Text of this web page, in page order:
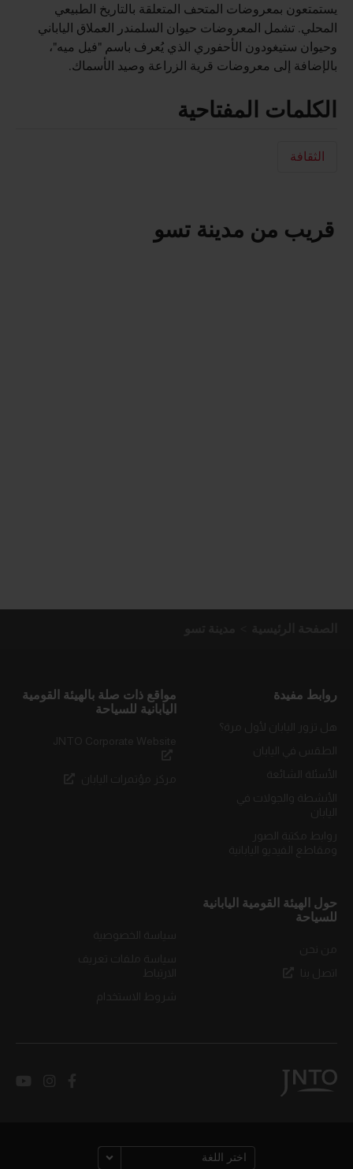
يستمتعون بمعروضات المتحف المتعلقة بالتاريخ الطبيعي
المحلي. تشمل المعروضات حيوان السلمندر العملاق الياباني
وحيوان ستيغودون الأحفوري الذي يُعرف باسم "فيل ميه"،
بالإضافة إلى معروضات قرية الزراعة وصيد الأسماك.
الكلمات المفتاحية
الثقافة
قريب من مدينة تسو
روابط مفيدة
مواقع ذات صلة بالهيئة القومية
اليابانية للسياحة
حول الهيئة القومية اليابانية
للسياحة